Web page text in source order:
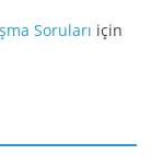
Soruları için